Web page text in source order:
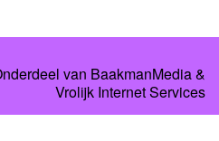
van BaakmanMedia&
Vrolijk Internet Services